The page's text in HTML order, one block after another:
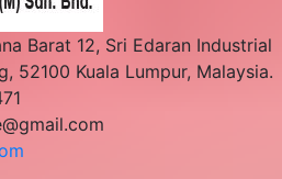
Barat 12, Sri Edaran Industrial
52100 Kuala Lumpur, Malaysia.